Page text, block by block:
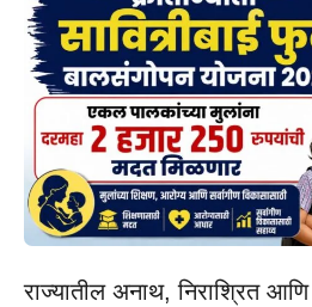
राज्यातील अनाथ, निराश्रित